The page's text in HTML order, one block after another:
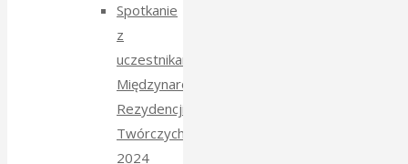
Spotkanie
z
uczestnikami
Międzynarodowych
Rezydencji
Twórczych
2024